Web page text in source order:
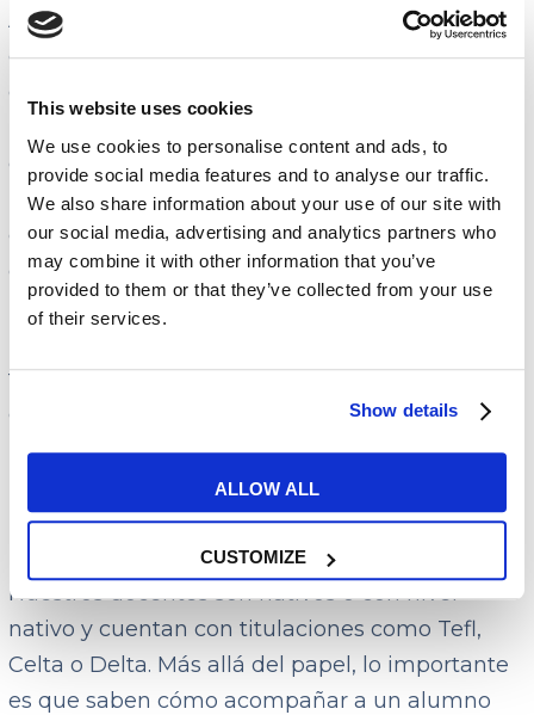
This website uses cookies
We use cookies to personalise content and ads, to
provide social media features and to analyse our traffic.
We also share information about your use of our site with
our social media, advertising and analytics partners who
may combine it with other information that you’ve
provided to them or that they’ve collected from your use
of their services.
Show details
ALLOW ALL
CUSTOMIZE
Aquí no usamos aulas clásicas. Preferimos
espacios abiertos, más parecidos a un salón
que a una clase, porque favorecen algo tan
clases para adultos, igual que las clases de
inglés para personas mayores, giran alrededor
de situaciones reales: viajes, gestiones del día a
día, conversaciones que te encuentras fuera. Si
una explicación no termina de quedar clara,
te apetece practicar más, tienes materiales
digitales que funcionan a cualquier hora.
Profesores que acompañan
Nuestros docentes son nativos o con nivel
nativo y cuentan con titulaciones como Tefl,
Celta o Delta. Más allá del papel, lo importante
es que saben cómo acompañar a un alumno